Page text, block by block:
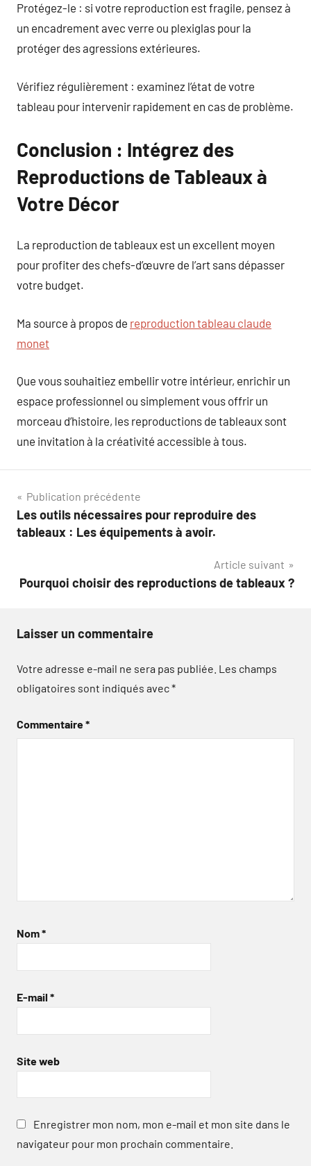
Protégez-le : si votre reproduction est fragile, pensez à
un encadrement avec verre ou plexiglas pour la
protéger des agressions extérieures.
Vérifiez régulièrement : examinez l’état de votre
tableau pour intervenir rapidement en cas de problème.
Conclusion : Intégrez des
Reproductions de Tableaux à
Votre Décor
La reproduction de tableaux est un excellent moyen
pour profiter des chefs-d’œuvre de l’art sans dépasser
votre budget.
Ma source à propos de reproduction tableau claude
monet
Que vous souhaitiez embellir votre intérieur, enrichir un
espace professionnel ou simplement vous offrir un
morceau d’histoire, les reproductions de tableaux sont
une invitation à la créativité accessible à tous.
Navigation
de
Publication précédente
Les outils nécessaires pour reproduire des
tableaux : Les équipements à avoir.
Article suivant
Pourquoi choisir des reproductions de tableaux ?
Laisser un commentaire
Votre adresse e-mail ne sera pas publiée. Les champs
obligatoires sont indiqués avec*
Commentaire*
Nom*
E-mail *
Site web
Enregistrer mon nom, mon e-mail et mon site dans le
navigateur pour mon prochain commentaire.